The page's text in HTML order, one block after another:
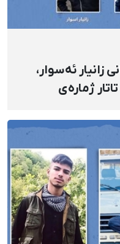
زانیار ئەسوار،
ژمارەی